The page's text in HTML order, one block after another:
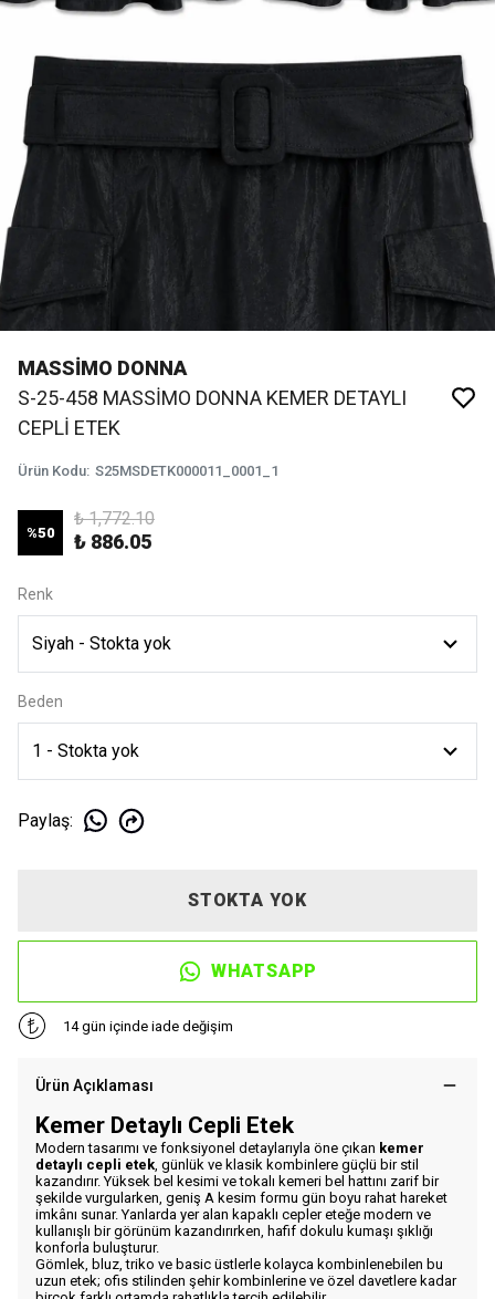
MASSİMO DONNA
S-25-458 MASSİMO DONNA KEMER DETAYLI
CEPLİ ETEK
Ürün Kodu: S25MSDETK000011_0001_1
%50
₺ 1,772.10
₺ 886.05
Renk
Beden
Paylaş:
STOKTA YOK
WHATSAPP
14 gün içinde iade değişim
Ürün Açıklaması
Kemer Detaylı Cepli Etek
Modern tasarımı ve fonksiyonel detaylarıyla öne çıkan kemer
detaylı cepli etek, günlük ve klasik kombinlere güçlü bir stil
kazandırır. Yüksek bel kesimi ve tokalı kemeri bel hattını zarif bir
şekilde vurgularken, geniş A kesim formu gün boyu rahat hareket
imkânı sunar. Yanlarda yer alan kapaklı cepler eteğe modern ve
kullanışlı bir görünüm kazandırırken, hafif dokulu kumaşı şıklığı
konforla buluşturur.
Gömlek, bluz, triko ve basic üstlerle kolayca kombinlenebilen bu
uzun etek; ofis stilinden şehir kombinlerine ve özel davetlere kadar